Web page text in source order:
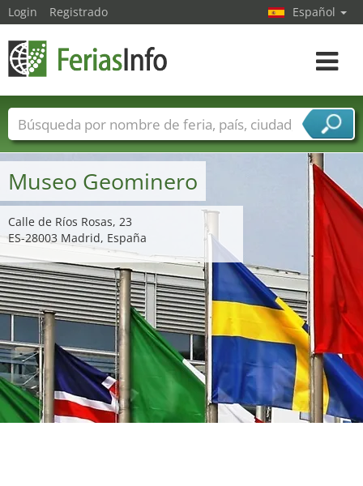
Museo Geominero
Calle de Ríos Rosas, 23
ES-28003 Madrid, España
Login Registrado Español
toggle
Nombres de ferias Países
Ciudades
Sectores de ferias
Sectores de proveedor de servicios